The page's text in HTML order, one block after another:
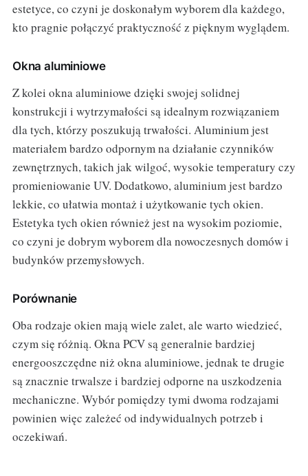
estetyce, co czyni je doskonałym wyborem dla każdego,
kto pragnie połączyć praktyczność z pięknym wyglądem.
Okna aluminiowe
Z kolei okna aluminiowe dzięki swojej solidnej
konstrukcji i wytrzymałości są idealnym rozwiązaniem
dla tych, którzy poszukują trwałości. Aluminium jest
materiałem bardzo odpornym na działanie czynników
zewnętrznych, takich jak wilgoć, wysokie temperatury czy
promieniowanie UV. Dodatkowo, aluminium jest bardzo
lekkie, co ułatwia montaż i użytkowanie tych okien.
Estetyka tych okien również jest na wysokim poziomie,
co czyni je dobrym wyborem dla nowoczesnych domów i
budynków przemysłowych.
Porównanie
Oba rodzaje okien mają wiele zalet, ale warto wiedzieć,
czym się różnią. Okna PCV są generalnie bardziej
energooszczędne niż okna aluminiowe, jednak te drugie
są znacznie trwalsze i bardziej odporne na uszkodzenia
mechaniczne. Wybór pomiędzy tymi dwoma rodzajami
powinien więc zależeć od indywidualnych potrzeb i
oczekiwań.